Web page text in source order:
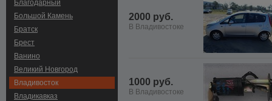
Благодарный
Большой Камень
Братск
Брест
Ванино
Великий Новгород
Владивосток
Владикавказ
2000 руб.
В Владивостоке
1000 руб.
В Владивостоке